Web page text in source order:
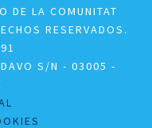
DE LA COMUNITAT
RESERVADOS.
S/N - 03005 -